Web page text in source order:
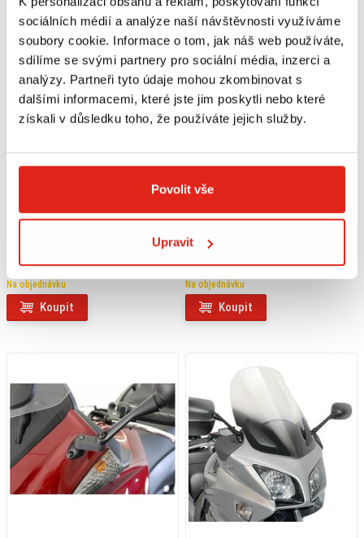
sociálních médií a analýze naší návštěvnosti využíváme
soubory cookie. Informace o tom, jak náš web používáte,
sdílíme se svými partnery pro sociální média, inzerci a
analýzy. Partneři tyto údaje mohou zkombinovat s
dalšími informacemi, které jste jim poskytli nebo které
získali v důsledku toho, že používáte jejich služby.
Povolit vše
Upravit
SVĚTLA
Na objednávku
Koupit
SW MOTECH PADACÍ RÁM HONDA
CBF 1000 (06-09)
Na objednávku
Koupit